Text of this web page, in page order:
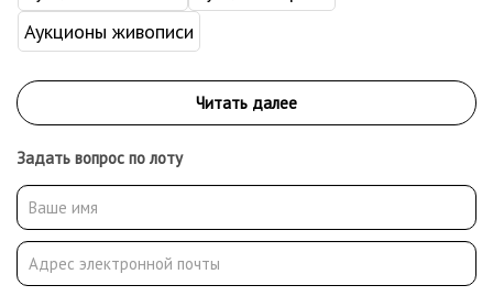
Аукционы живописи
Задать вопрос по лоту